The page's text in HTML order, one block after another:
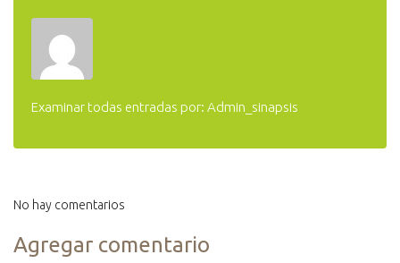
Examinar todas entradas por: Admin_sinapsis
No hay comentarios
Agregar comentario